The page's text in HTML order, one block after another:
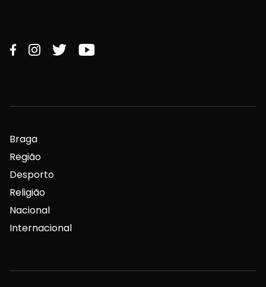
Braga
Região
Desporto
Religião
Nacional
Internacional